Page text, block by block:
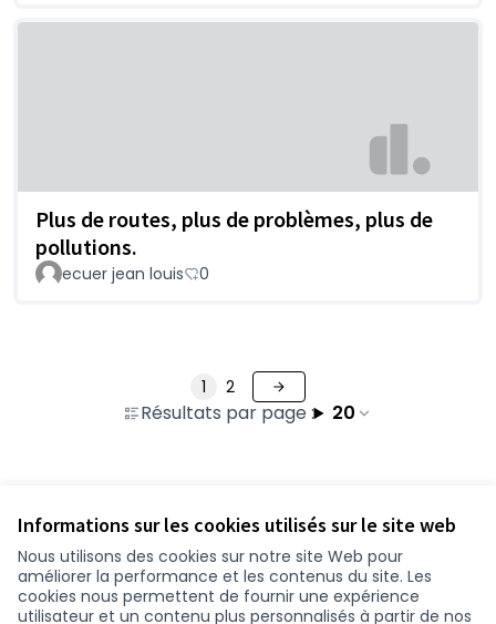
Informations sur les cookies utilisés sur le site web
Nous utilisons des cookies sur notre site Web pour
améliorer la performance et les contenus du site. Les
cookies nous permettent de fournir une expérience
utilisateur et un contenu plus personnalisés à partir de nos
Plus de routes, plus de problèmes, plus de
pollutions.
ecuer jean louis 0
Résultats par page : 20
1 2
Conditions d'utilisation
Paramètres des cookies
participer.loire-atlantique.fr sur Facebook
participer.loire-atlantique.fr sur Instagram
participer.loire-atlantique.fr sur YouTube